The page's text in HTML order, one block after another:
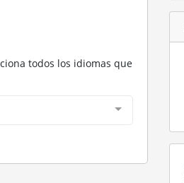
todos los idiomas que